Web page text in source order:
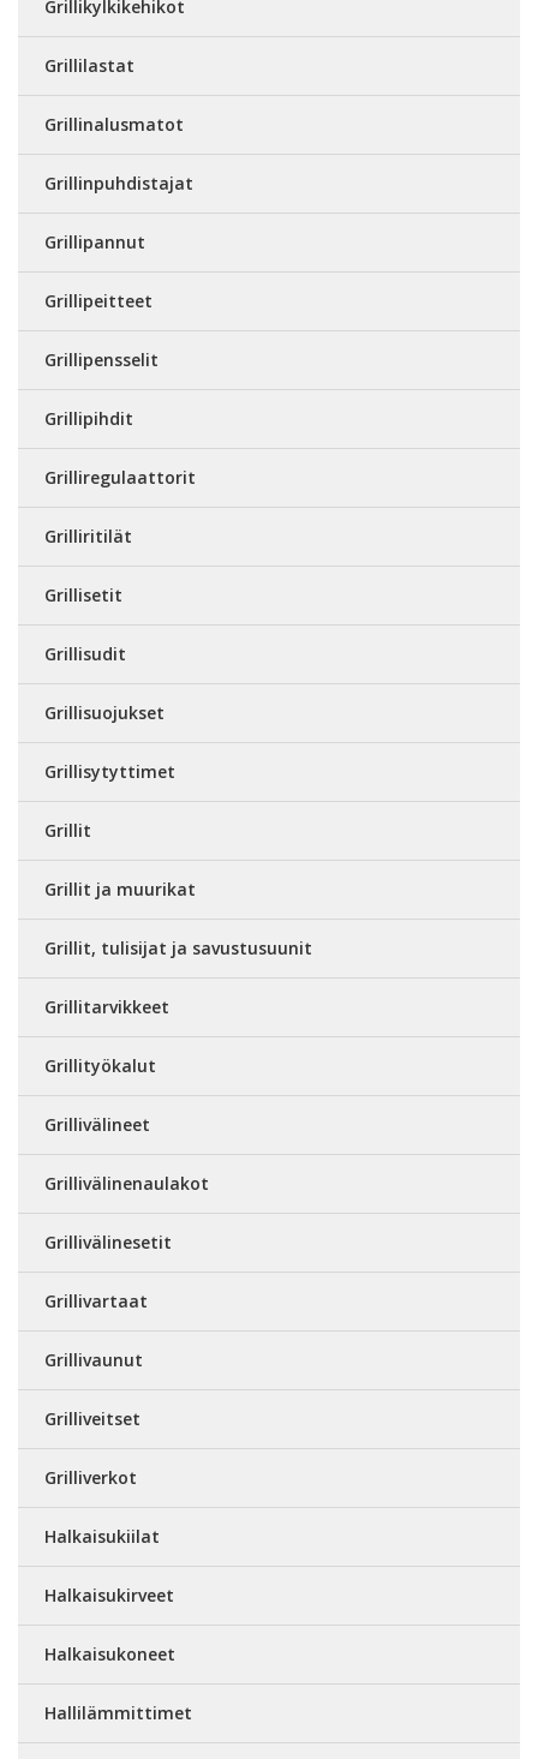
Grillikylkikehikot
Grillilastat
Grillinalusmatot
Grillinpuhdistajat
Grillipannut
Grillipeitteet
Grillipensselit
Grillipihdit
Grilliregulaattorit
Grilliritilät
Grillisetit
Grillisudit
Grillisuojukset
Grillisytyttimet
Grillit
Grillit ja muurikat
Grillit, tulisijat ja savustusuunit
Grillitarvikkeet
Grillityökalut
Grillivälineet
Grillivälinenaulakot
Grillivälinesetit
Grillivartaat
Grillivaunut
Grilliveitset
Grilliverkot
Halkaisukiilat
Halkaisukirveet
Halkaisukoneet
Hallilämmittimet